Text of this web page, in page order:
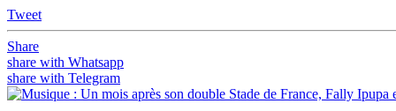
Tweet
Share
share with Whatsapp
share with Telegram